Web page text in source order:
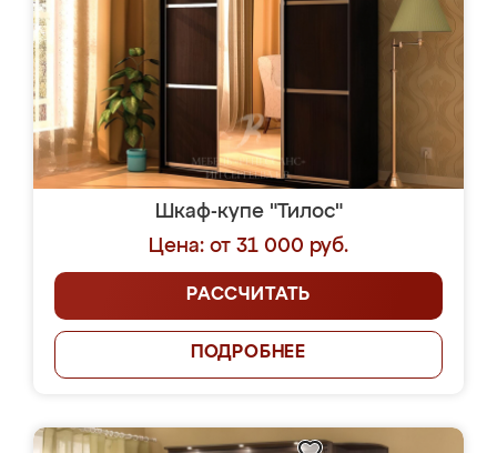
Шкаф-купе "Тилос"
Цена: от 31 000 руб.
РАССЧИТАТЬ
ПОДРОБНЕЕ